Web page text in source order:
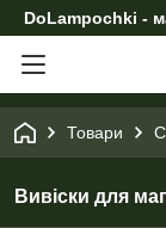
DoLampochki -
Товари
Вивіски для